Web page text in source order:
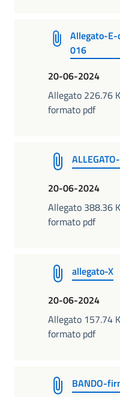
Allegato-
016
20-06-2024
Allegato 226.76
formato pdf
20-06-2024
Allegato 388.36
formato pdf
allegato-X
20-06-2024
Allegato 157.74
formato pdf
BANDO-